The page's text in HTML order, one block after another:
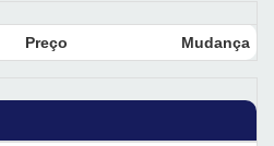
Preço Mudança